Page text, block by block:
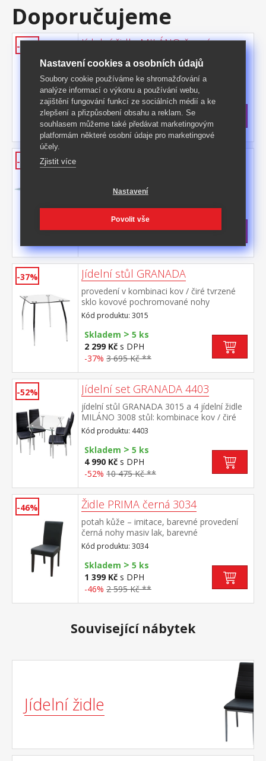
Doporučujeme
-58% Jídelní židle MILÁNO černá
potah kůže – imitace, barevné provedení
černá kovové pochromované nohy, výška
sedu 46 cm
Kód produktu: 3008
Skladem> 5 ks
699 Kčs DPH
-58% 1 695 Kč **
-42%
kovové pochromované nohy odkládací
police pískované tvrzené sklo
Skladem>5 ks
3 699 Kčs DPH
-37% Jídelní stůl GRANADA
provedení v kombinaci kov / čiré tvrzené
sklo kovové pochromované nohy
Kód produktu: 3015
Skladem > 5 ks
2 299 Kč s DPH
-37% 3 695 Kč **
-52% Jídelní set GRANADA 4403
jídelní stůl GRANADA 3015 a 4 jídelní židle
MILÁNO 3008 stůl: kombinace kov / čiré
tvrzené sklo, pochromované nohy židle:
potah kůže – imitace, barevné provedení
černá kovové pochromované nohy, výška
sedu 46 cm rozměr stolu (š/h/v) 110 × 70 ×
74 cm rozměr židle (š/h/v) 41 × 40 × 98 cm
Kód produktu: 4403
Skladem > 5 ks
4 990 Kč s DPH
-52% 10 475 Kč **
-46% Židle PRIMA černá 3034
potah kůže – imitace, barevné provedení
černá nohy masiv lak, barevné
provedení tmavě hnědá výška sedu 47 cm,
doporučená nosnost do 120 kg
Kód produktu: 3034
Skladem > 5 ks
1 399 Kč s DPH
-46% 2 595 Kč **
Související nábytek
Jídelní židle
Nastavení cookies a osobních údajů
Soubory cookie používáme ke shromažďování a
analýze informací o výkonu a používání webu,
zajištění fungování funkcí ze sociálních médií a ke
zlepšení a přizpůsobení obsahu a reklam. Se
souhlasem můžeme také předávat marketingovým
platformám některé osobní údaje pro marketingové
účely.
Zjistit více
Nastavení
Povolit vše